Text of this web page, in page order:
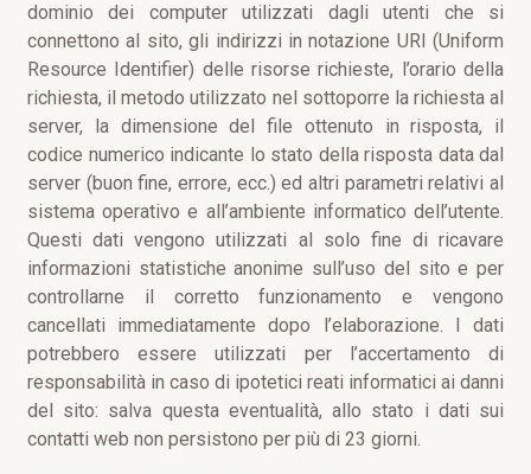
dominio dei computer utilizzati dagli utenti che si
connettono al sito, gli indirizzi in notazione URI (Uniform
Resource Identifier) delle risorse richieste, l’orario della
richiesta, il metodo utilizzato nel sottoporre la richiesta al
server, la dimensione del file ottenuto in risposta, il
codice numerico indicante lo stato della risposta data dal
server (buon fine, errore, ecc.) ed altri parametri relativi al
sistema operativo e all’ambiente informatico dell’utente.
Questi dati vengono utilizzati al solo fine di ricavare
informazioni statistiche anonime sull’uso del sito e per
controllarne il corretto funzionamento e vengono
cancellati immediatamente dopo l’elaborazione. I dati
potrebbero essere utilizzati per l’accertamento di
responsabilità in caso di ipotetici reati informatici ai danni
del sito: salva questa eventualità, allo stato i dati sui
contatti web non persistono per più di 23 giorni.